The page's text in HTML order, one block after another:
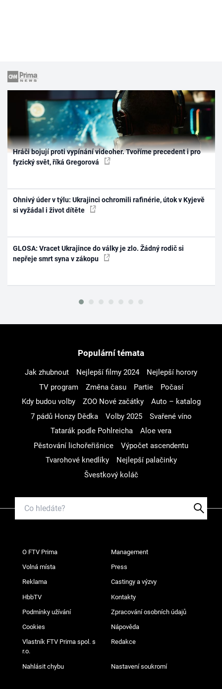
Hráči bojují proti vypínání videoher. Tvoříme precedent i pro
fyzický svět, říká Gregorová
Ohnivý úder v týlu: Ukrajinci ochromili rafinérie, útok v Kyjevě
si vyžádal i život dítěte
GLOSA: Vracet Ukrajince do války je zlo. Žádný rodič si
nepřeje smrt syna v zákopu
Populární témata
Jak zhubnout Nejlepší filmy 2024
Nejlepší horory
TV program
Změna času Partie
Počasí
Kdy budou volby
ZOO Nové začátky
Auto – katalog
7 pádů Honzy Dědka
Volby 2025
Svařené víno
Tatarák podle Pohlreicha
Aloe vera
Pěstování lichořeřišnice
Výpočet ascendentu
Tvarohové knedlíky
Nejlepší palačinky
Švestkový koláč
O FTV Prima Management
Volná místa Press
Reklama Castingy a výzvy
HbbTV Kontakty
Podmínky užívání Zpracování osobních údajů
Cookies Nápověda
Vlastník FTV Prima spol. s
r.o.
Redakce
Nahlásit chybu Nastavení soukromí